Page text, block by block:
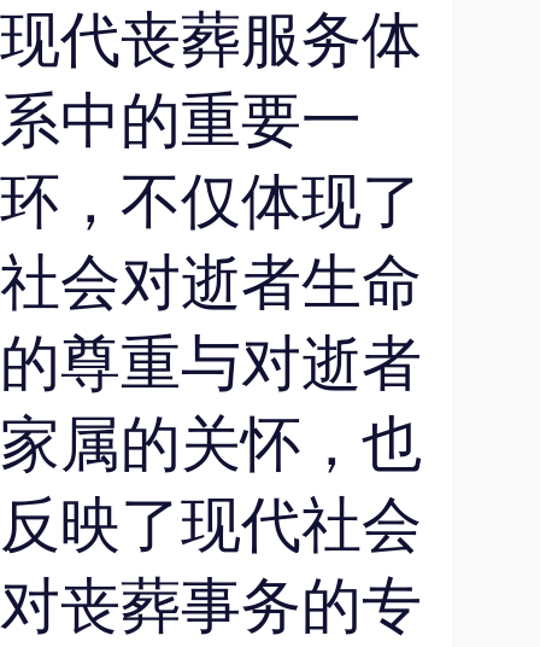
现代丧葬服务体
系中的重要一
环，不仅体现了
社会对逝者生命
的尊重与对逝者
家属的关怀，也
反映了现代社会
对丧葬事务的专